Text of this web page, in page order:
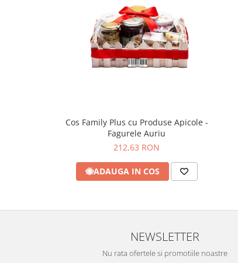
Cos Family Plus cu Produse Apicole -
Fagurele Auriu
212,63 RON
🐝ADAUGA IN COS
NEWSLETTER
Nu rata ofertele si promotiile noastre